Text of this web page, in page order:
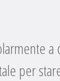
a
per